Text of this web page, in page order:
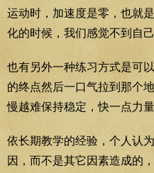
运动时，加速度是零，也就
化的时候，我们感觉不到自己
也有另外一种练习方式是可
的终点然后一口气拉到那个
慢越难保持稳定，快一点力量
依长期教学的经验，个人认
因，而不是其它因素造成的